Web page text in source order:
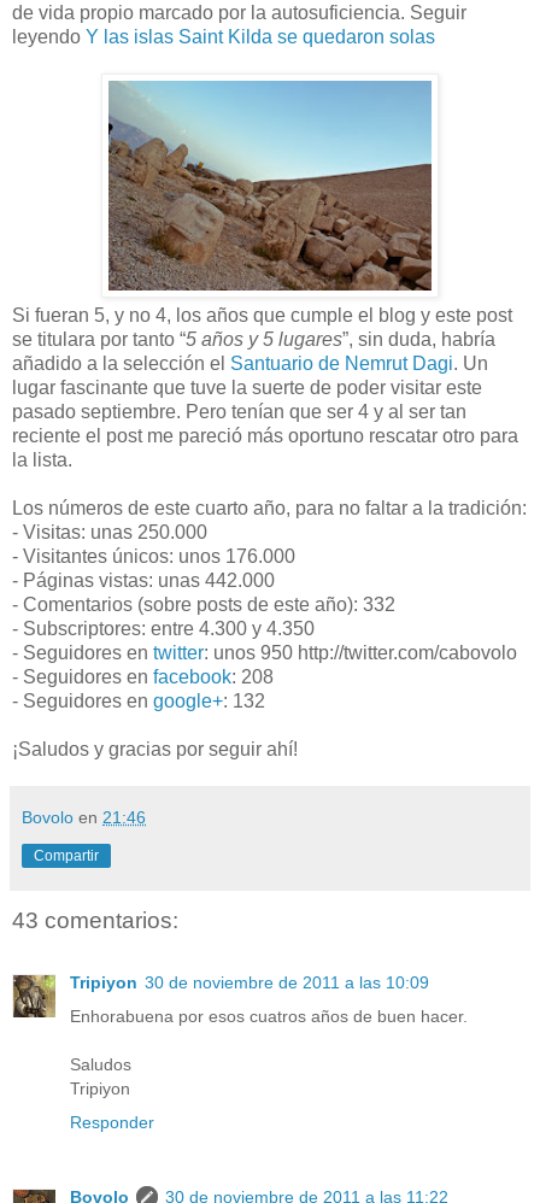
de vida propio marcado por la autosuficiencia. Seguir
leyendo Y las islas Saint Kilda se quedaron solas
Si fueran 5, y no 4, los años que cumple el blog y este post
se titulara por tanto “5 años y 5 lugares”, sin duda, habría
añadido a la selección el Santuario de Nemrut Dagi. Un
lugar fascinante que tuve la suerte de poder visitar este
pasado septiembre. Pero tenían que ser 4 y al ser tan
reciente el post me pareció más oportuno rescatar otro para
la lista.
Los números de este cuarto año, para no faltar a la tradición:
- Visitas: unas 250.000
- Visitantes únicos: unos 176.000
- Páginas vistas: unas 442.000
- Comentarios (sobre posts de este año): 332
- Subscriptores: entre 4.300 y 4.350
- Seguidores en twitter: unos 950 http://twitter.com/cabovolo
- Seguidores en facebook: 208
- Seguidores en google+: 132
¡Saludos y gracias por seguir ahí!
Bovolo en 21:46
Compartir
43 comentarios:
Tripiyon 30 de noviembre de 2011 a las 10:09
Enhorabuena por esos cuatros años de buen hacer.
Saludos
Tripiyon
Responder
Bovolo 30 de noviembre de 2011 a las 11:22